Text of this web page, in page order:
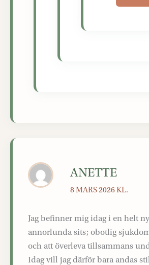
ANETTE
8 MARS 2026 KL.
Jag befinner mig idag i en helt
annorlunda sits; obotlig
och att överleva tillsammans
Idag vill jag därför bara andas